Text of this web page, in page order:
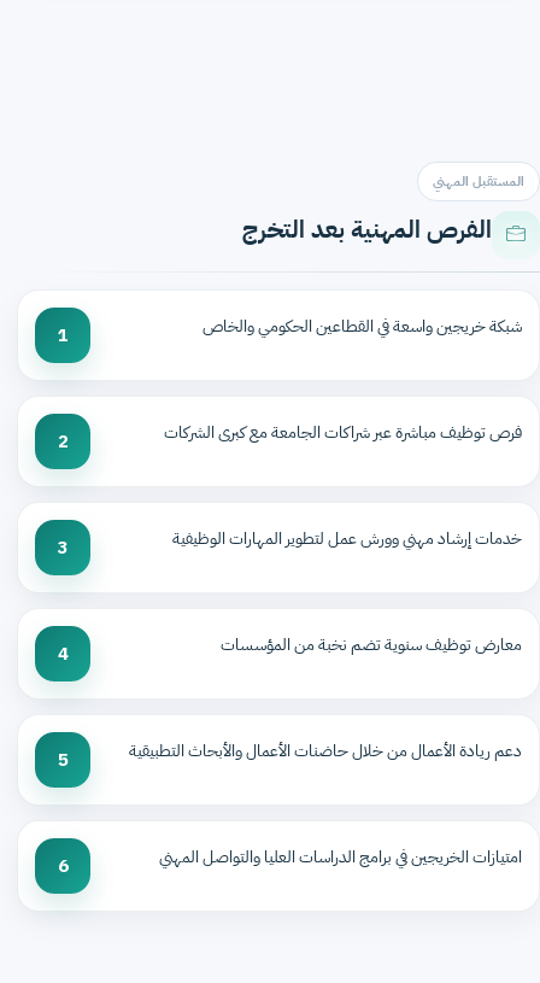
المستقبل المهني
الفرص المهنية بعد التخرج
شبكة خريجين واسعة في القطاعين الحكومي والخاص 1
فرص توظيف مباشرة عبر شراكات الجامعة مع كبرى الشركات 2
خدمات إرشاد مهني وورش عمل لتطوير المهارات الوظيفية 3
معارض توظيف سنوية تضم نخبة من المؤسسات 4
دعم ريادة الأعمال من خلال حاضنات الأعمال والأبحاث التطبيقية 5
امتيازات الخريجين في برامج الدراسات العليا والتواصل المهني 6